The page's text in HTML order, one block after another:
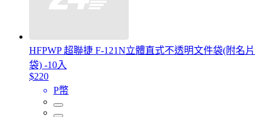
HFPWP 超聯捷 F-121N立體直式不透明文件袋(附名片
袋) -10入
$220
P幣